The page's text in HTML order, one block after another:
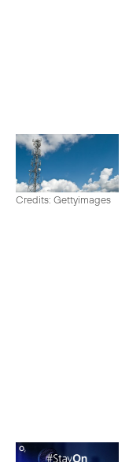
Credits: Gettyimages